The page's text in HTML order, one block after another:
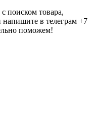
поиском товара,
в телеграм +7
поможем!